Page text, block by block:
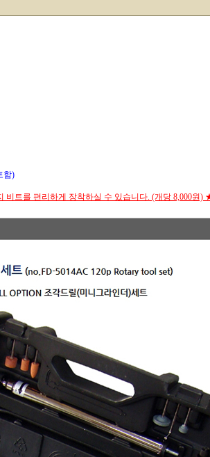
함)
비트를 편리하게 장착하실 수 있습니다. (개당 8,000원)